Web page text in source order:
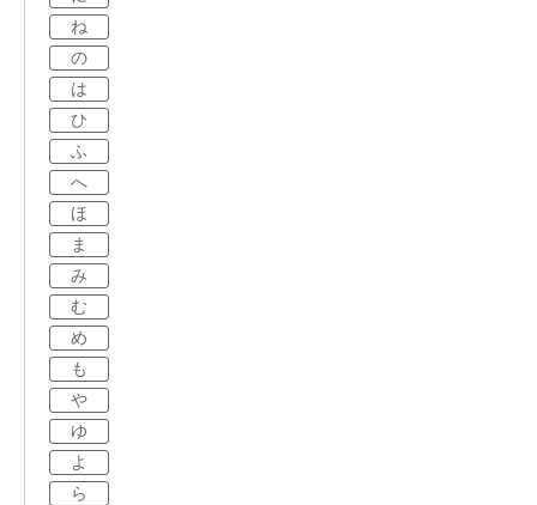
ね
の
は
ひ
ふ
へ
ほ
ま
み
む
め
も
や
ゆ
よ
ら